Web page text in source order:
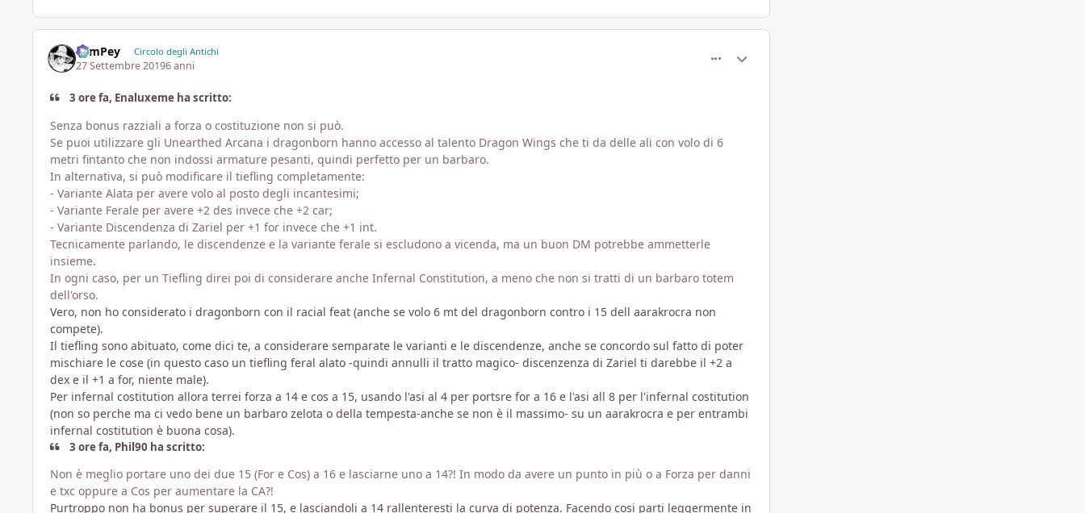
SamPey Circolo degli Antichi
27 Settembre 20196 anni
3 ore fa, Enaluxeme ha scritto:
Senza bonus razziali a forza o costituzione non si può.
Se puoi utilizzare gli Unearthed Arcana i dragonborn hanno accesso al talento Dragon Wings che ti da delle ali con volo di 6
metri fintanto che non indossi armature pesanti, quindi perfetto per un barbaro.
In alternativa, si può modificare il tiefling completamente:
- Variante Alata per avere volo al posto degli incantesimi;
- Variante Ferale per avere +2 des invece che +2 car;
- Variante Discendenza di Zariel per +1 for invece che +1 int.
Tecnicamente parlando, le discendenze e la variante ferale si escludono a vicenda, ma un buon DM potrebbe ammetterle
insieme.
In ogni caso, per un Tiefling direi poi di considerare anche Infernal Constitution, a meno che non si tratti di un barbaro totem
dell'orso.
Vero, non ho considerato i dragonborn con il racial feat (anche se volo 6 mt del dragonborn contro i 15 dell aarakrocra non
compete).
Il tiefling sono abituato, come dici te, a considerare semparate le varianti e le discendenze, anche se concordo sul fatto di poter
mischiare le cose (in questo caso un tiefling feral alato -quindi annulli il tratto magico- discenzenza di Zariel ti darebbe il +2 a
dex e il +1 a for, niente male).
Per infernal costitution allora terrei forza a 14 e cos a 15, usando l'asi al 4 per portsre for a 16 e l'asi all 8 per l'infernal costitution
(non so perche ma ci vedo bene un barbaro zelota o della tempesta-anche se non è il massimo- su un aarakrocra e per entrambi
infernal costitution è buona cosa).
3 ore fa, Phil90 ha scritto:
Non è meglio portare uno dei due 15 (For e Cos) a 16 e lasciarne uno a 14?! In modo da avere un punto in più o a Forza per danni
e txc oppure a Cos per aumentare la CA?!
Purtroppo non ha bonus per superare il 15, e lasciandoli a 14 rallenteresti la curva di potenza. Facendo cosi parti leggermente in